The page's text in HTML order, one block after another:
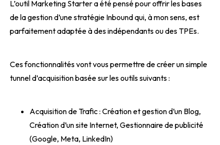
L’outil Marketing Starter a été pensé pour offrir les bases
de la gestion d’une stratégie Inbound qui, à mon sens, est
parfaitement adaptée à des indépendants ou des TPEs.
Ces fonctionnalités vont vous permettre de créer un simple
tunnel d’acquisition basée sur les outils suivants :
Acquisition de Trafic : Création et gestion d’un Blog,
Création d’un site Internet, Gestionnaire de publicité
(Google, Meta, LinkedIn)